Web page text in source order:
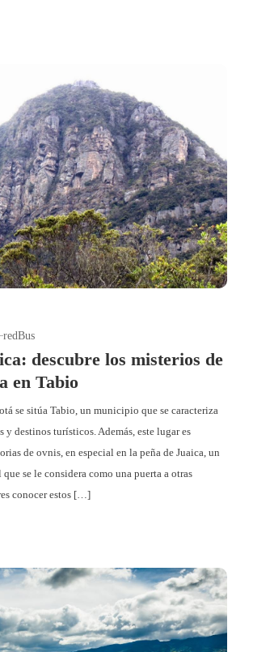
redBus
descubre los misterios de
en Tabio
se sitúa Tabio, un municipio que se caracteriza
y destinos turísticos. Además, este lugar es
de ovnis, en especial en la peña de Juaica, un
se le considera como una puerta a otras
conocer estos […]